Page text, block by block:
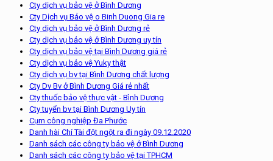
Cty dịch vụ bảo vệ ở Bình Dương
Cty Dịch vụ Bảo vệ o Binh Duong Gia re
Cty dịch vụ bảo vệ ở Bình Dương rẻ
Cty dịch vụ bảo vệ ở Bình Dương uy tín
Cty dịch vụ bảo vệ tại Bình Dương giá rẻ
Cty dịch vụ bảo vệ Yuky thật
Cty dịch vụ bv tại Bình Dương chất lượng
Cty Dv Bv ở Bình Dương Giá rẻ nhất
Cty thuốc bảo vệ thực vật - Bình Dương
Cty tuyển bv tại Bình Dương Uy tín
Cụm công nghiệp Đa Phước
Danh hài Chí Tài đột ngột ra đi ngày 09.12.2020
Danh sách các công ty bảo vệ ở Bình Dương
Danh sách các công ty bảo vệ tại TPHCM